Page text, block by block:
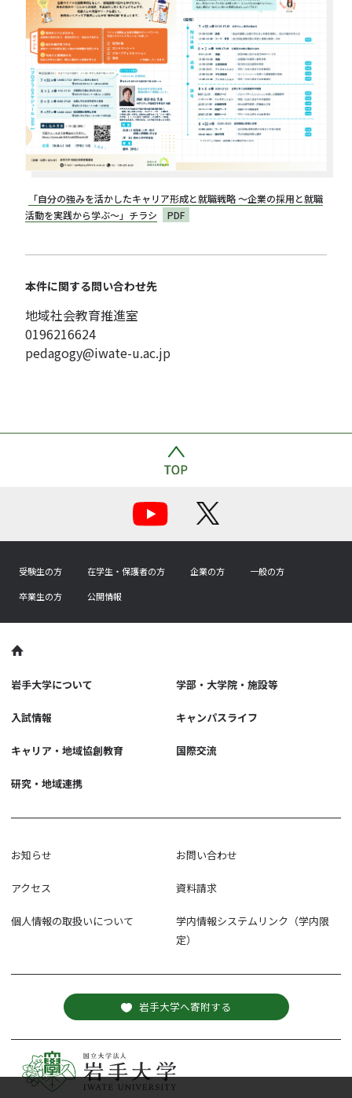
「自分の強みを活かしたキャリア形成と就職戦略 ～企業の採用と就職
活動を実践から学ぶ～」チラシ
PDF
本件に関する問い合わせ先
地域社会教育推進室
0196216624
pedagogy@iwate-u.ac.jp
受験生の方 在学生・保護者の方 企業の方
一般の方
卒業生の方
公開情報
岩手大学について 学部・大学院・施設等
入試情報 キャンパスライフ
キャリア・地域協創教育 国際交流
研究・地域連携
お知らせ お問い合わせ
アクセス 資料請求
個人情報の取扱いについて
学内情報システムリンク（学内限
定）
岩手大学へ寄附する